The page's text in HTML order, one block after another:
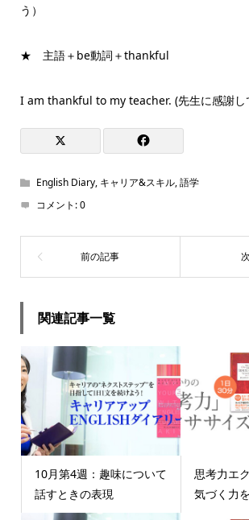
う）
★ 主語＋be動詞＋thankful
I am thankful to my teacher. (先生に感謝し
English Diary, キャリア&スキル,語学
コメント:0
関連記事一覧
10月第4週：趣味について
話すときの表現
思考力エ
気づく力